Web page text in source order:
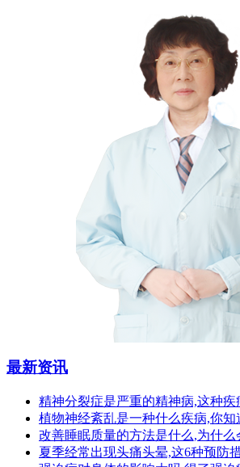
最新资讯
精神分裂症是严重的精神病,这种疾
植物神经紊乱是一种什么疾病,你知
改善睡眠质量的方法是什么,为什么
夏季经常出现头痛头晕,这6种预防